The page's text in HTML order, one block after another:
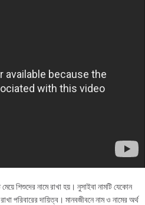
শিশুদের নামে রাখা হয়। নুসাইবা নামটি যেকোন
পরিবারের দায়িত্ব। মানবজীবনে নাম ও নামের অর্থ